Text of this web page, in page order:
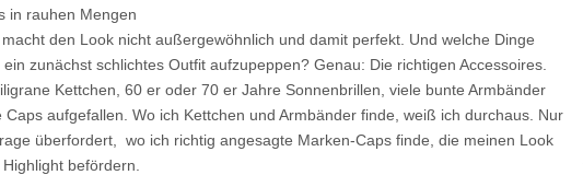
in rauhen Mengen
den Look nicht außergewöhnlich und damit perfekt. Und welche Dinge
zunächst schlichtes Outfit aufzupeppen? Genau: Die richtigen Accessoires.
Kettchen, 60 er oder 70 er Jahre Sonnenbrillen, viele bunte Armbänder
Caps aufgefallen. Wo ich Kettchen und Armbänder finde, weiß ich durchaus. Nur
überfordert, wo ich richtig angesagte Marken-Caps finde, die meinen Look
befördern.